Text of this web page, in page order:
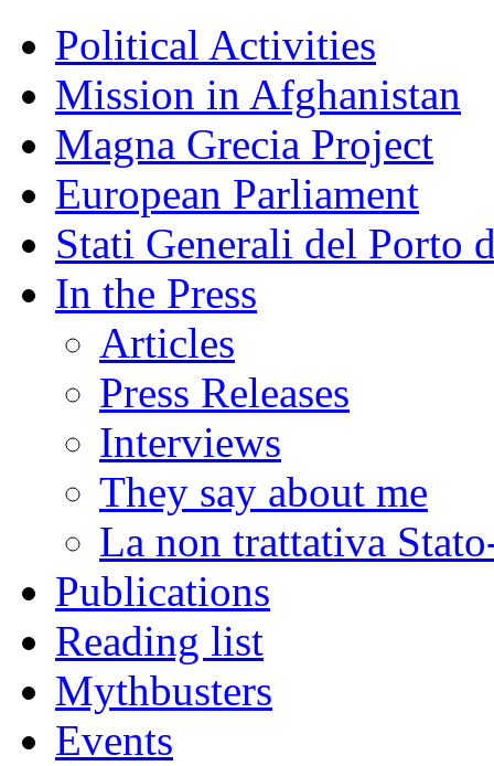
Political Activities
Mission in Afghanistan
Magna Grecia Project
European Parliament
Stati Generali del Porto
In the Press
Articles
Press Releases
Interviews
They say about me
La non trattativa
Publications
Reading list
Mythbusters
Events